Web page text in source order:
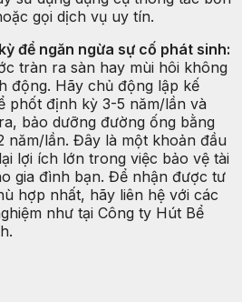
gọi dịch vụ uy tín.
để ngăn ngừa sự cố phát sinh:
tràn ra sàn hay mùi hôi không
động. Hãy chủ động lập kế
phốt định kỳ 3-5 năm/lần và
bảo dưỡng đường ống bằng
năm/lần. Đây là một khoản đầu
lợi ích lớn trong việc bảo vệ tài
gia đình bạn. Để nhận được tư
hợp nhất, hãy liên hệ với các
như tại Công ty Hút Bể